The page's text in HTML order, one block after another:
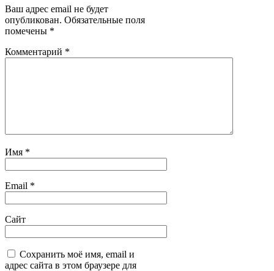
Ваш адрес email не будет
опубликован. Обязательные поля
помечены *
Комментарий *
Имя *
Email *
Сайт
Сохранить моё имя, email и
адрес сайта в этом браузере для